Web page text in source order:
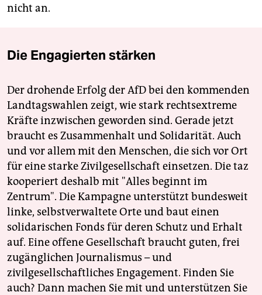
nicht an.
Die Engagierten stärken
Der drohende Erfolg der AfD bei den kommenden
Landtagswahlen zeigt, wie stark rechtsextreme
Kräfte inzwischen geworden sind. Gerade jetzt
braucht es Zusammenhalt und Solidarität. Auch
und vor allem mit den Menschen, die sich vor Ort
für eine starke Zivilgesellschaft einsetzen. Die taz
kooperiert deshalb mit "Alles beginnt im
Zentrum". Die Kampagne unterstützt bundesweit
linke, selbstverwaltete Orte und baut einen
solidarischen Fonds für deren Schutz und Erhalt
auf. Eine offene Gesellschaft braucht guten, frei
zugänglichen Journalismus – und
zivilgesellschaftliches Engagement. Finden Sie
auch? Dann machen Sie mit und unterstützen Sie